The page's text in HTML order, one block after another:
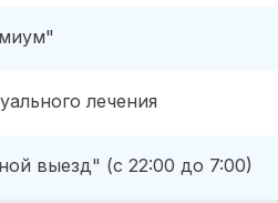
лечения
выезд" (с 22:00 до 7:00)